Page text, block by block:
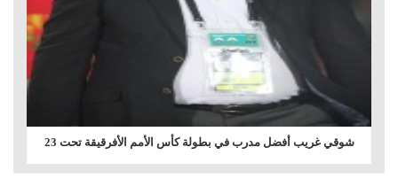
شوقي غريب أفضل مدرب في بطولة كأس الأمم الأفرقيقة تحت 23